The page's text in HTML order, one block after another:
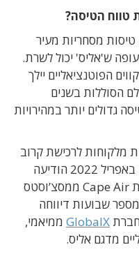
טווח הטיסה?
מסחריות מעיר
ש'אליס' יכול לשרת.
הפוטנציאליים יילך
הסוללות בשנים
גדולים יותר במהירויות
מלקוחות לרכישת קרוב
ל-140 מטוסי נוסעים ומטוסי מטען. באפריל 2022 הודיעה
חברת התעופה האזורית האמריקאית Cape Air ממסצ’וסטס
ולפני מספר שבועות דיווחה
GlobalX ממיאמי,